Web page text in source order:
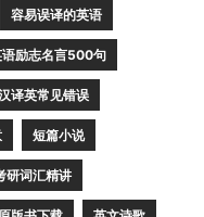
容易误译的英语
励志名言500句
译英常见错误
短篇小说
研词汇精讲